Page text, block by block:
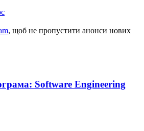
, щоб не пропустити анонси нових
Software Engineering